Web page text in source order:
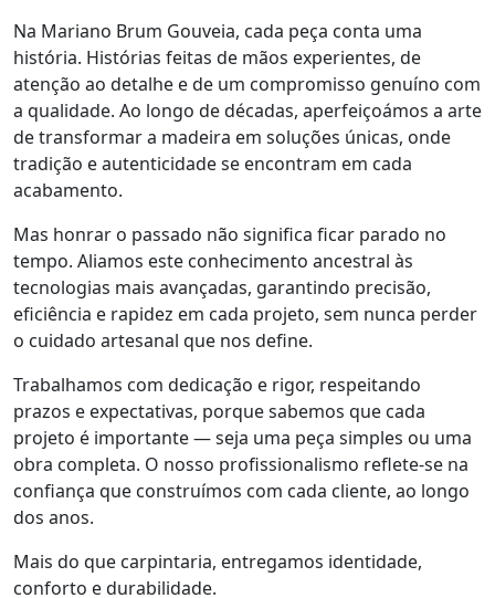
Na Mariano Brum Gouveia, cada peça conta uma
história. Histórias feitas de mãos experientes, de
atenção ao detalhe e de um compromisso genuíno com
a qualidade. Ao longo de décadas, aperfeiçoámos a arte
de transformar a madeira em soluções únicas, onde
tradição e autenticidade se encontram em cada
acabamento.
Mas honrar o passado não significa ficar parado no
tempo. Aliamos este conhecimento ancestral às
tecnologias mais avançadas, garantindo precisão,
eficiência e rapidez em cada projeto, sem nunca perder
o cuidado artesanal que nos define.
Trabalhamos com dedicação e rigor, respeitando
prazos e expectativas, porque sabemos que cada
projeto é importante — seja uma peça simples ou uma
obra completa. O nosso profissionalismo reflete-se na
confiança que construímos com cada cliente, ao longo
dos anos.
Mais do que carpintaria, entregamos identidade,
conforto e durabilidade.